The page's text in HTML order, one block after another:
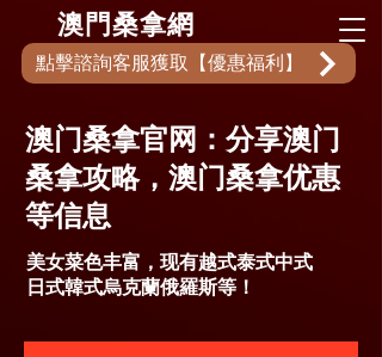
​澳門桑拿網
點擊諮詢客服獲取【優惠福利】
澳门桑拿官网：分享澳门
桑拿攻略，澳门桑拿优惠
等信息
美女菜色丰富，现有越式泰式中式
日式韓式烏克蘭俄羅斯等！